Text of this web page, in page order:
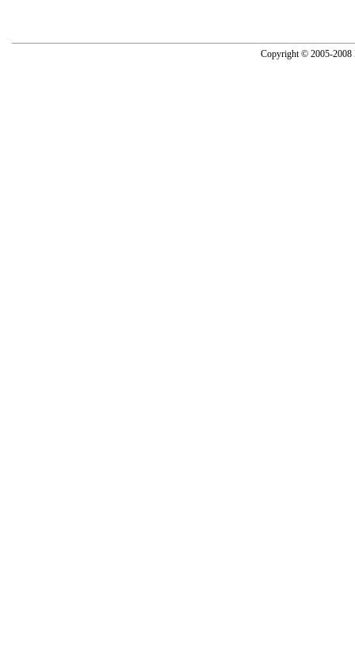
Copyright © 2005-